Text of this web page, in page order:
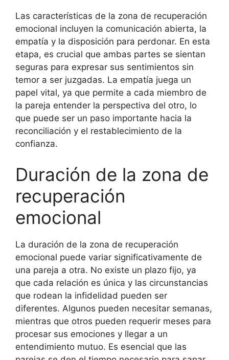
Las características de la zona de recuperación
emocional incluyen la comunicación abierta, la
empatía y la disposición para perdonar. En esta
etapa, es crucial que ambas partes se sientan
seguras para expresar sus sentimientos sin
temor a ser juzgadas. La empatía juega un
papel vital, ya que permite a cada miembro de
la pareja entender la perspectiva del otro, lo
que puede ser un paso importante hacia la
reconciliación y el restablecimiento de la
confianza.
Duración de la zona de
recuperación
emocional
La duración de la zona de recuperación
emocional puede variar significativamente de
una pareja a otra. No existe un plazo fijo, ya
que cada relación es única y las circunstancias
que rodean la infidelidad pueden ser
diferentes. Algunos pueden necesitar semanas,
mientras que otros pueden requerir meses para
procesar sus emociones y llegar a un
entendimiento mutuo. Es esencial que las